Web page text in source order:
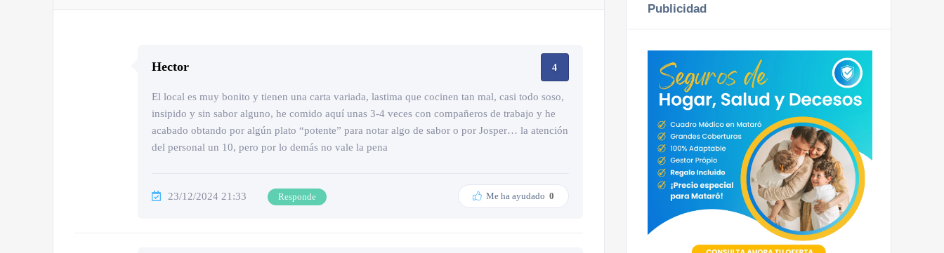
Hector 4
El local es muy bonito y tienen una carta variada, lastima que cocinen tan mal, casi todo soso,
insipido y sin sabor alguno, he comido aquí unas 3-4 veces con compañeros de trabajo y he
acabado obtando por algún plato “potente” para notar algo de sabor o por Josper… la atención
del personal un 10, pero por lo demás no vale la pena
23/12/2024 21:33 Responde Me ha ayudado 0
Publicidad